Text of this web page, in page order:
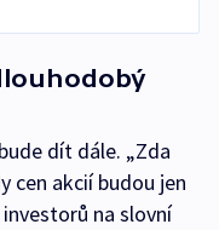
dít dále. „Zda
cen akcií budou jen
na slovní